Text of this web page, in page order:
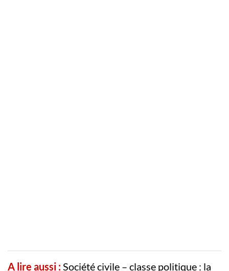
A lire aussi : Société civile – classe politique : la